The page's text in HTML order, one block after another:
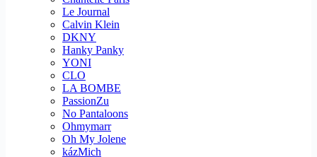
Le Journal
Calvin Klein
DKNY
Hanky Panky
YONI
CLO
LA BOMBE
PassionZu
No Pantaloons
Ohmymarr
Oh My Jolene
kázMich